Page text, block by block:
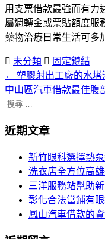
用支票借款最強而有力
屬週轉金或票貼額度服
藥物治療日常生活可多
未分類 固定鏈結
文
章
頁
← 塑膠射出工廠的水塔
中山區汽車借款最佳腹
搜
關
近期文章
新竹眼科選擇熱
洗衣店全方位高
三洋服務站幫助
彰化合法當鋪有
鳳山汽車借款的